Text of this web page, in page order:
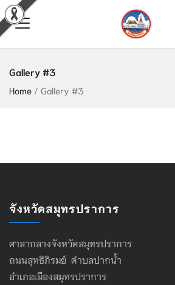
Gallery #3
Home / Gallery #3
จังหวัดสมุทรปราการ
ศาลากลางจังหวัดสมุทรปราการ
ถนนสุทธิภิรมย์ ตำบลปากน้ำ
อำเภอเมืองสมุทรปราการ